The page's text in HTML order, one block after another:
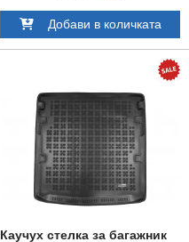
Добави в количката
Каучух стелка за багажник